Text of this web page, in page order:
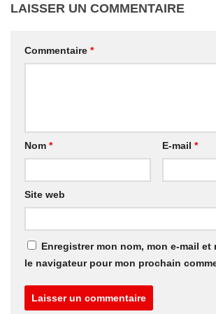
LAISSER UN COMMENTAIRE
Commentaire *
Nom * E-mail *
Site web
Enregistrer mon nom, mon e-mail et
le navigateur pour mon prochain